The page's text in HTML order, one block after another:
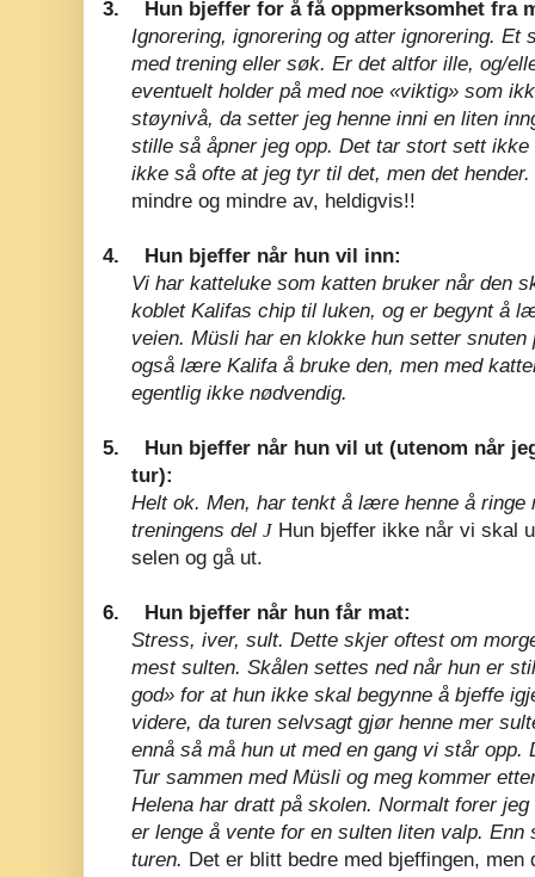
3.
Hun bjeffer for å få oppmerksomhet fra
Ignorering, ignorering og atter ignorering. Et
med trening eller søk. Er det altfor ille, og/
eventuelt holder på med noe «viktig» som
støynivå, da setter jeg henne inni en liten
stille så åpner jeg opp. Det tar stort sett
ikke så ofte at jeg tyr til det, men det hender.
mindre og mindre av, heldigvis!!
4.
Hun bjeffer når hun vil inn:
Vi har katteluke som katten bruker når den
koblet Kalifas chip til luken, og er begynt å
veien. Müsli har en klokke hun setter
også lære Kalifa å bruke den, men med
egentlig ikke nødvendig.
5.
Hun bjeffer når hun vil ut (utenom når
tur):
Helt ok. Men, har tenkt å lære henne å ringe
treningens del J Hun bjeffer ikke når vi skal
selen og gå ut.
6.
Hun bjeffer når hun får mat:
Stress, iver, sult. Dette skjer oftest om
mest sulten. Skålen settes ned når hun er
god» for at hun ikke skal begynne å bjeffe
videre, da turen selvsagt gjør henne mer
ennå så må hun ut med en gang vi står opp.
Tur sammen med Müsli og meg kommer
Helena har dratt på skolen. Normalt forer
er lenge å vente for en sulten liten valp.
turen. Det er blitt bedre med bjeffingen,